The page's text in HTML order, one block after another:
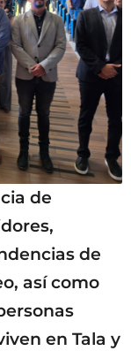
de
de
así como
en Tala y